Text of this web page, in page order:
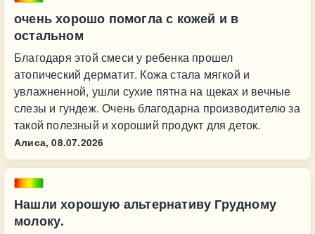
очень хорошо помогла с кожей и в
остальном
Благодаря этой смеси у ребенка прошел
атопический дерматит. Кожа стала мягкой и
увлажненной, ушли сухие пятна на щеках и вечные
слезы и гундеж. Очень благодарна производителю за
такой полезный и хороший продукт для деток.
Алиса, 08.07.2026
Нашли хорошую альтернативу Грудному
молоку.